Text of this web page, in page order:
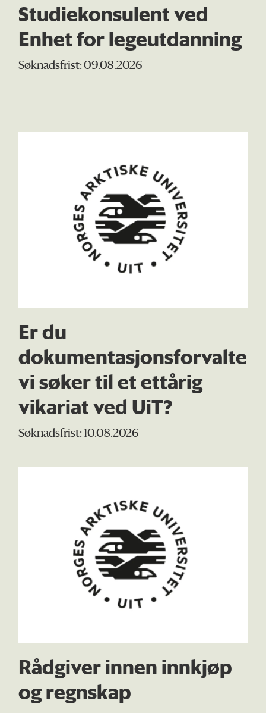
Studiekonsulent ved
Enhet for legeutdanning
Søknadsfrist: 09.08.2026
Er du
vi søker til et ettårig
vikariat ved UiT?
Søknadsfrist: 10.08.2026
Rådgiver innen innkjøp
og regnskap